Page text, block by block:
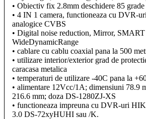
• Obiectiv fix 2.8mm deschidere 85 grade
• 4 IN 1 camera, functioneaza cu DVR-
analogice CVBS
• Digital noise reduction, Mirror,
WideDynamicRange
• cablare cu cablu coaxial pana la 500
• utilizare interior/exterior grad de
caracasa metalica
• temperaturi de utilizare -40C pana la
• alimentare 12Vcc/1A; dimensiuni 78.9
216.6 mm; doza DS-1280ZJ-XS
• functioneaza impreuna cu DVR-uri
3.0 DS-72xyHUHI sau /K.